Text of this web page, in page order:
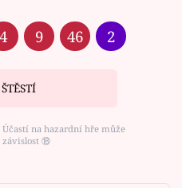
4 9 46 2
na hazardní hře může
⑱